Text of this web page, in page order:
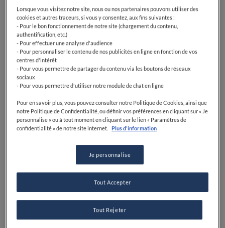
Lorsque vous visitez notre site, nous ou nos partenaires pouvons utiliser des
cookies et autres traceurs, si vous y consentez, aux fins suivantes :
- Pour le bon fonctionnement de notre site (chargement du contenu,
authentification, etc.)
- Pour effectuer une analyse d'audience
- Pour personnaliser le contenu de nos publicités en ligne en fonction de vos
centres d'intérêt
- Pour vous permettre de partager du contenu via les boutons de réseaux
sociaux
- Pour vous permettre d'utiliser notre module de chat en ligne
Pour en savoir plus, vous pouvez consulter notre Politique de Cookies, ainsi que
notre Politique de Confidentialité, ou définir vos préférences en cliquant sur « Je
personnalise » ou à tout moment en cliquant sur le lien « Paramètres de
confidentialité » de notre site internet.
Plus d'information
Je personnalise
Tout Rejeter
Tout Accepter